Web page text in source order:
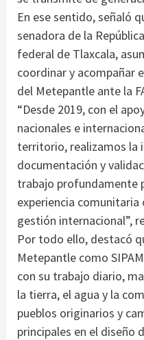
En ese sentido, señaló
senadora de la
federal de Tlaxcala,
coordinar y acompañar
del Metepantle ante la
“Desde 2019, con el
nacionales e
territorio, realizamos la
documentación y
trabajo profundamente
experiencia
gestión internacional”,
Por todo ello, destacó
Metepantle como
con su trabajo diario,
la tierra, el agua y la
pueblos originarios y
principales en el diseño